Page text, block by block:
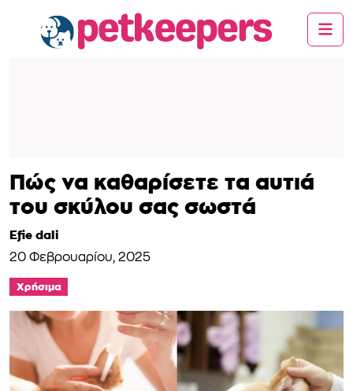
Πώς να καθαρίσετε τα αυτιά
του σκύλου σας σωστά
Efie dali
20 Φεβρουαρίου, 2025
Χρήσιμα